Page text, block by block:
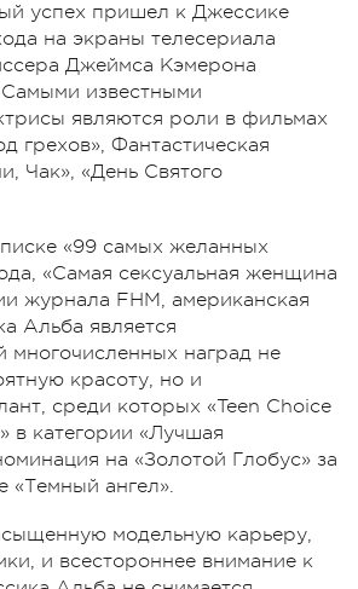
успех пришел к Джессике
на экраны телесериала
Джеймса Кэмерона
известными
являются роли в фильмах
грехов», Фантастическая
Чак», «День Святого
«99 самых желанных
«Самая сексуальная женщина
журнала FHM, американская
Альба является
многочисленных наград не
красоту, но и
среди которых «Teen Choice
в категории «Лучшая
на «Золотой Глобус» за
«Темный ангел».
модельную карьеру,
и всестороннее внимание к